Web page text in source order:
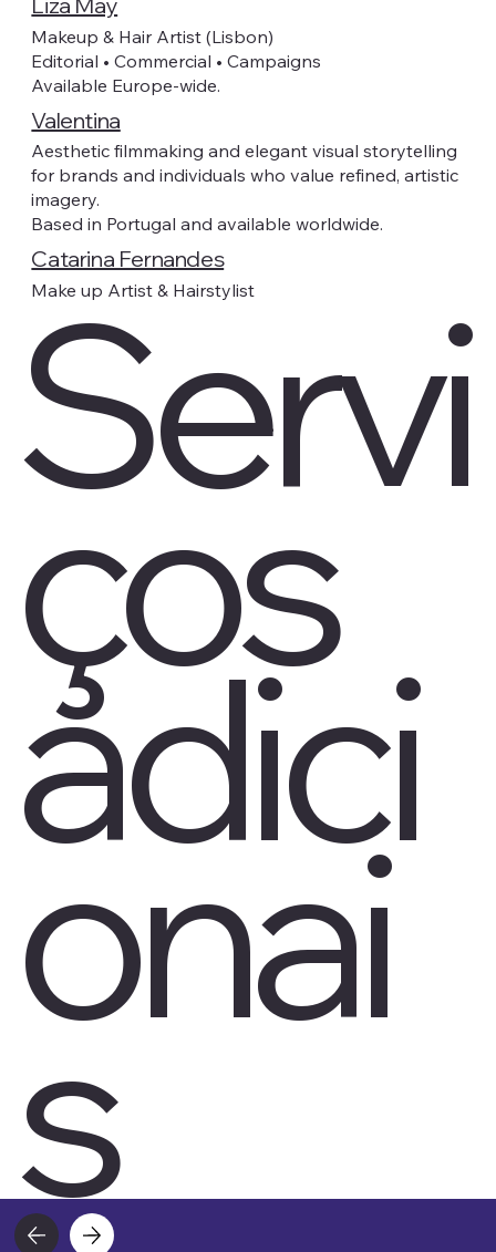
Makeup & Hair Artist (Lisbon)
Editorial • Commercial • Campaigns
Available Europe-wide.
Valentina
Aesthetic filmmaking and elegant visual storytelling
for brands and individuals who value refined, artistic
imagery.
Based in Portugal and available worldwide.
Catarina Fernandes
Make up Artist & Hairstylist
Servi
ços
adici
onai
s